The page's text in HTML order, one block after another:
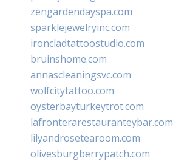
zengardendayspa.com
sparklejewelryinc.com
ironcladtattoostudio.com
bruinshome.com
annascleaningsvc.com
wolfcitytattoo.com
oysterbayturkeytrot.com
lafronterarestauranteybar.com
lilyandrosetearoom.com
olivesburgberrypatch.com